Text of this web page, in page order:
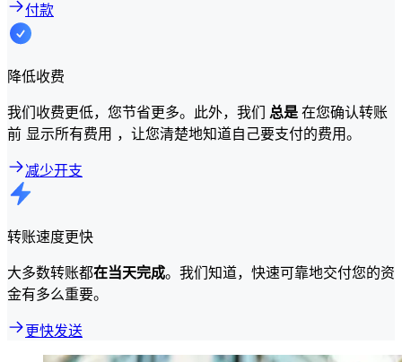
付款
降低收费
我们收费更低，您节省更多。此外，我们 总是在您确认转账
前 显示所有费用 ，让您清楚地知道自己要支付的费用。
减少开支
转账速度更快
大多数转账都在当天完成。我们知道，快速可靠地交付您的资
金有多么重要。
更快发送